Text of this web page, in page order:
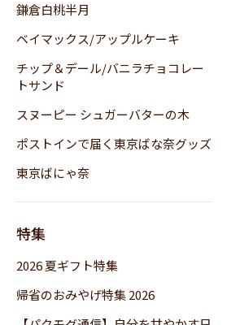
鎌倉白桃半月
ベイマックス/アップルケーキ
チップ＆デール/バニラチョコレー
トサンド
スヌーピー シュガーバターの木
ポストインで届く東京ばな奈グッズ
東京ばにゃ奈
特集
2026 夏ギフト特集
帰省のおみやげ特集 2026